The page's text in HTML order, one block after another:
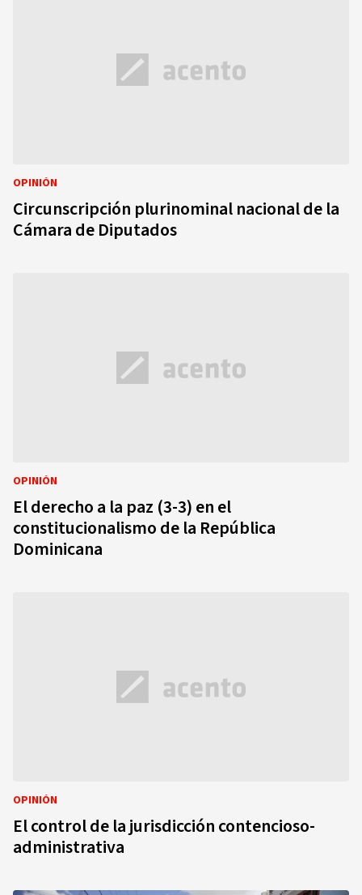
OPINIÓN
Circunscripción plurinominal nacional de la
Cámara de Diputados
OPINIÓN
El derecho a la paz (3-3) en el
constitucionalismo de la República
Dominicana
OPINIÓN
El control de la jurisdicción contencioso-
administrativa